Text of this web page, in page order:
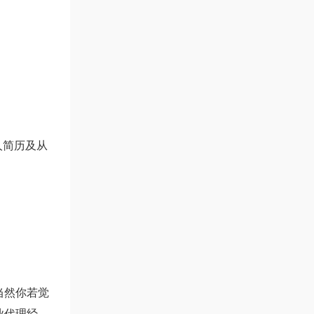
历及从
然你若觉